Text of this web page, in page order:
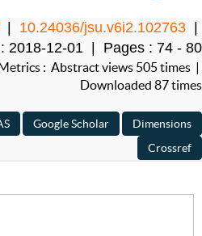
10.24036/jsu.v6i2.102763
2018-12-01 | Pages : 74 - 80
: Abstract views 505 times |
Downloaded 87 times